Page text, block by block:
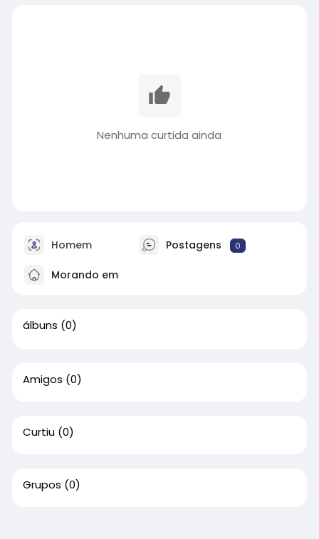
Nenhuma curtida ainda
Homem Postagens 0
Morando em
álbuns (0)
Amigos (0)
Curtiu (0)
Grupos (0)